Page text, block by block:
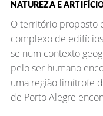
NATUREZA E
O território proposto
complexo de
se num contexto
pelo ser humano
uma região limítrofe
de Porto Alegre